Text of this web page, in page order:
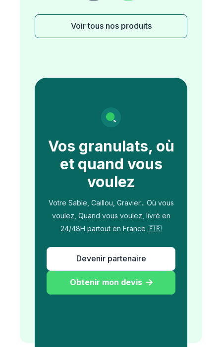
Voir tous nos produits
Vos granulats, où
et quand vous
voulez
Votre Sable, Caillou, Gravier... Où vous
voulez, Quand vous voulez, livré en
24/48H partout en France 🇫🇷
Devenir partenaire
Obtenir mon devis 